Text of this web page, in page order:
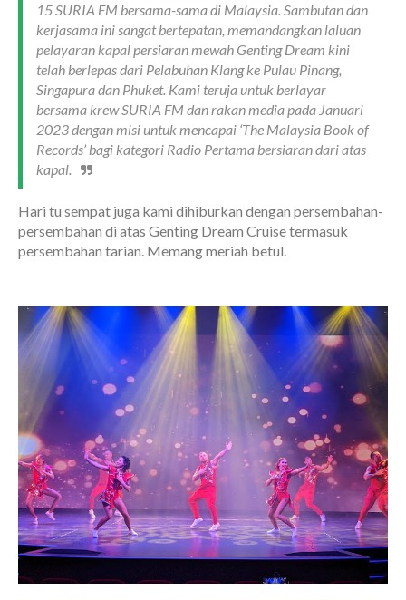
15 SURIA FM bersama-sama di Malaysia. Sambutan dan
kerjasama ini sangat bertepatan, memandangkan laluan
pelayaran kapal persiaran mewah Genting Dream kini
telah berlepas dari Pelabuhan Klang ke Pulau Pinang,
Singapura dan Phuket. Kami teruja untuk berlayar
bersama krew SURIA FM dan rakan media pada Januari
2023 dengan misi untuk mencapai ‘The Malaysia Book of
Records’ bagi kategori Radio Pertama bersiaran dari atas
kapal.
Hari tu sempat juga kami dihiburkan dengan persembahan-
persembahan di atas Genting Dream Cruise termasuk
persembahan tarian. Memang meriah betul.